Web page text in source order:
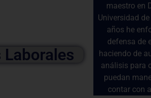
maestro en
Universidad
años he
defensa de
haciendo de
análisis para
puedan
contar con